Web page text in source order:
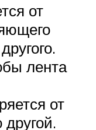
от
лента
от